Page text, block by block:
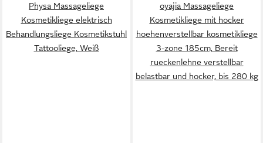
Physa Massageliege
Kosmetikliege elektrisch
Behandlungsliege Kosmetikstuhl
Tattooliege, Weiß
oyajia Massageliege
Kosmetikliege mit hocker
hoehenverstellbar kosmetikliege
3-zone 185cm, Bereit
rueckenlehne verstellbar
belastbar und hocker, bis 280 kg